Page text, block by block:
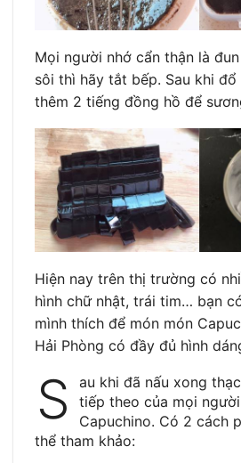
Mọi người nhớ cẩn thận là
sôi thì hãy tắt bếp. Sau khi
thêm 2 tiếng đồng hồ để
Hiện nay trên thị trường có
hình chữ nhật, trái tim… bạn
mình thích để món món
Hải Phòng có đầy đủ hình
S
au khi đã nấu xong
tiếp theo của mọi
Capuchino. Có 2 cách
thể tham khảo: